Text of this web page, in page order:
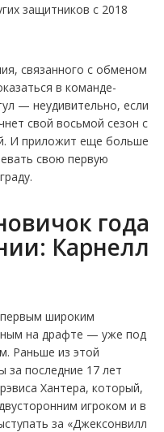
защитников с 2018
связанного с обменом
в команде-
— неудивительно, если
свой восьмой сезон с
И приложит еще больше
свою первую
года
Карнелл
широким
на драфте — уже под
Раньше из этой
за последние 17 лет
Хантера, который,
игроком и в
за «Джексонвилл